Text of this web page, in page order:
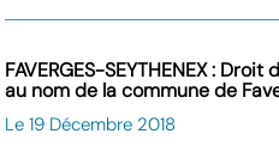
FAVERGES-SEYTHENEX :
au nom de la commune de
Le 19 Décembre 2018